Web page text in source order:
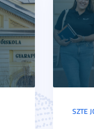
SZTE